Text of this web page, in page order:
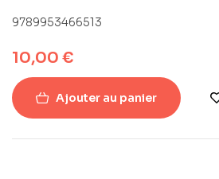
9789953466513
10,00 €
Ajouter au panier